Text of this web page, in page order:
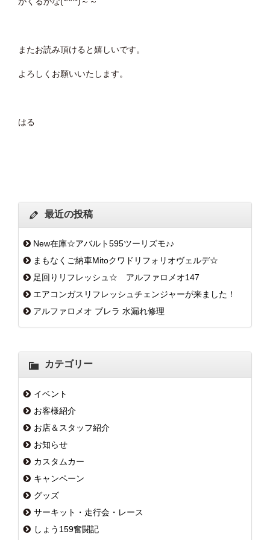
またお読み頂けると嬉しいです。
よろしくお願いいたします。
はる
最近の投稿
New在庫☆アバルト595ツーリズモ♪♪
まもなくご納車Mitoクワドリフォリオヴェルデ☆
足回りリフレッシュ☆ アルファロメオ147
エアコンガスリフレッシュチェンジャーが来ました！
アルファロメオ ブレラ 水漏れ修理
カテゴリー
イベント
お客様紹介
お店＆スタッフ紹介
お知らせ
カスタムカー
キャンペーン
グッズ
サーキット・走行会・レース
しょう159奮闘記